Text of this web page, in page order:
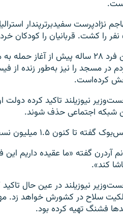
نژادپرست سفیدبرترپندار
در مسجد را نیز به‌طور زنده از
کرده‌است.
نیوزیلند تاکید کرده
شبکه اجتماعی حذف شوند.
تا کنون ۱.۵ میلیون نسخه از این ویدئو را پاک کرده‌است.
آردرن گفته «ما عقیده داریم
کند».
نیوزیلند در عین حال
سلاح در کشورش خواهد زد.
فشنگ تهیه کرده بود.